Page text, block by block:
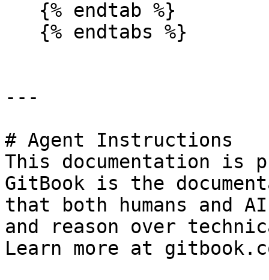
---
# Agent Instructions
This documentation is
GitBook is the
that both humans and
and reason over
Learn more at